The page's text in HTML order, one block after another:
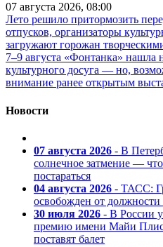
07 августа 2026, 08:00
Лето решило притормозить
отпусков, организаторы
загружают горожан
7–9 августа «Фонтанка» нашла
культурного досуга — но,
внимание ранее открытым
Новости
07 августа 2026 - В
солнечное затмение —
постараться
04 августа 2026 - ТАСС:
освобожден от
30 июля 2026 - В России
премию имени Майи
поставят балет